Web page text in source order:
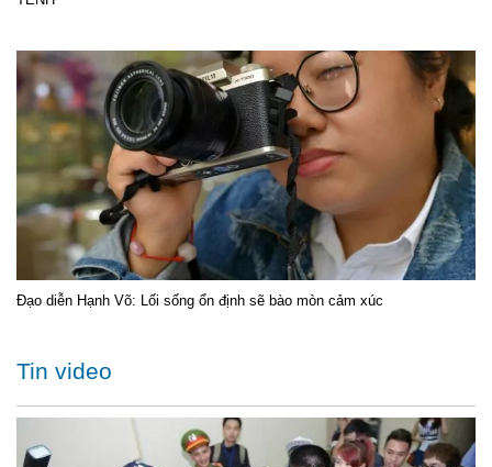
Đạo diễn Hạnh Võ: Lối sống ổn định sẽ bào mòn cảm xúc
Tin video